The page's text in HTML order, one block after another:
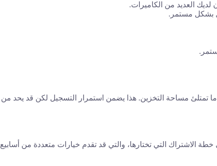
لديك العديد من الكاميرات.
تمتلئ مساحة التخزين. هذا يضمن استمرار التسجيل لكن قد يحد من
الاشتراك التي تختارها، والتي قد تقدم خيارات متعددة من أسابيع